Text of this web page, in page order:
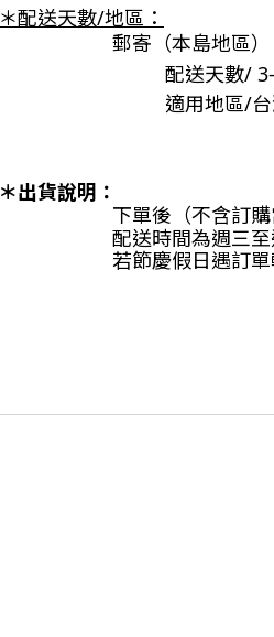
＊配送天數/地區：
郵寄（本島地區）
配送天數/
適用地區/
＊出貨說明：
下單後（不含訂
配送時間為週三
若節慶假日遇訂